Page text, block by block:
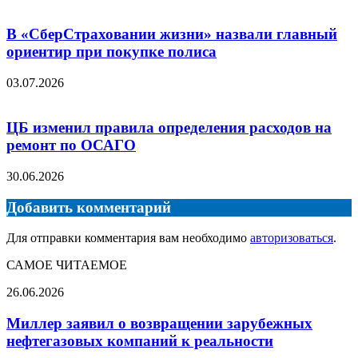
В «СберСтраховании жизни» назвали главный
ориентир при покупке полиса
03.07.2026
ЦБ изменил правила определения расходов на
ремонт по ОСАГО
30.06.2026
Добавить комментарий
Для отправки комментария вам необходимо авторизоваться.
САМОЕ ЧИТАЕМОЕ
Миллер
о
возвращении
зарубежных
26.06.2026
Миллер заявил о возвращении зарубежных
нефтегазовых компаний к реальности